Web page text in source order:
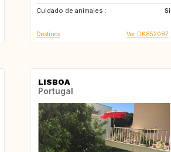
Cuidado de animales :
Si
IT
Destinos Ver DK852087
LISBOA
Portugal